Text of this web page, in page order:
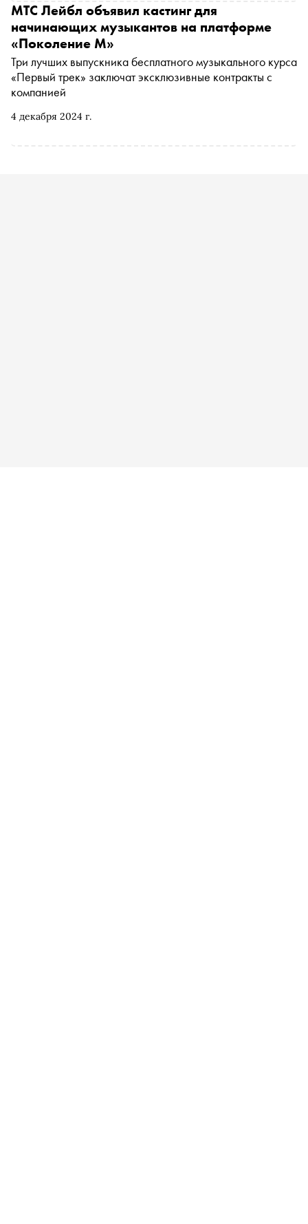
4 декабря 2024 г.
МТС Лейбл объявил кастинг для
начинающих музыкантов на платформе
«Поколение М»
Три лучших выпускника бесплатного музыкального курса
«Первый трек» заключат эксклюзивные контракты с
компанией